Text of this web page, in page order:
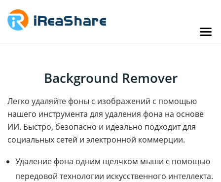
Background Remover
Легко удаляйте фоны с изображений с помощью
нашего инструмента для удаления фона на основе
ИИ. Быстро, безопасно и идеально подходит для
социальных сетей и электронной коммерции.
Удаление фона одним щелчком мыши с помощью
передовой технологии искусственного интеллекта.